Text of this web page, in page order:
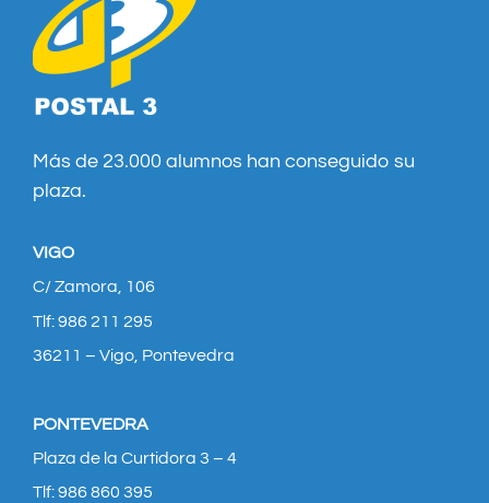
Más de 23.000 alumnos han conseguido su
plaza.
VIGO
C/ Zamora, 106
Tlf: 986 211 295
36211 – Vigo, Pontevedra
PONTEVEDRA
Plaza de la Curtidora 3 – 4
Tlf: 986 860 395